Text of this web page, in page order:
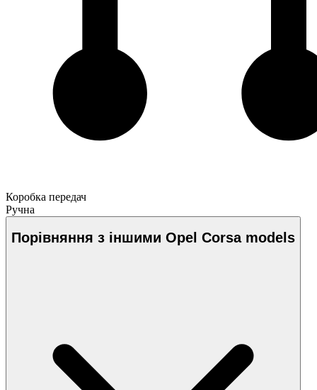
Коробка передач
Ручна
Порівняння з іншими Opel Corsa models